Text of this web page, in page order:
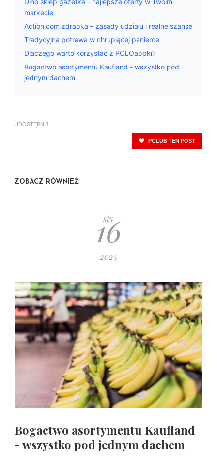
Dino sklep gazetka - najlepsze oferty w Twoim
markecie
Action.com zdrapka – zasady udziału i realne szanse
Tradycyjna potrawa w chrupiącej panierce
Dlaczego warto korzystać z POLOappki?
Bogactwo asortymentu Kaufland - wszystko pod
jednym dachem
UDOSTĘPNIJ
POLUB TEN POST
ZOBACZ RÓWNIEŻ
sty
16
2025
Bogactwo asortymentu Kaufland
- wszystko pod jednym dachem